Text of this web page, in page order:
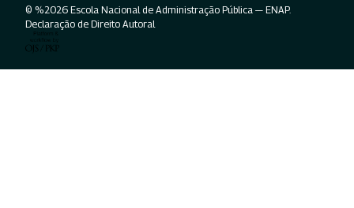
© %2026 Escola Nacional de Administração Pública — ENAP.
Declaração de Direito Autoral